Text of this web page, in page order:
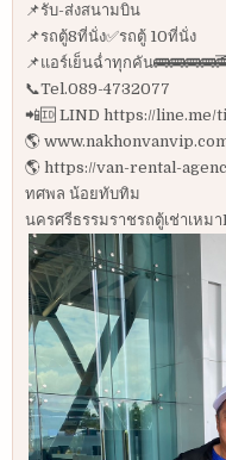
📌รับ-ส่งสนามบิน
📌รถตู้8ที่นั่ง✅รถตู้ 10ที่นั่ง
📌แอร์เย็นฉ่ำทุกคัน
📞Tel.089-4732077
📲🆔 LIND https://line.me/
🌎
🌎 https://van-rental-
ทศพล น้อยทับทิม
นครศรีธรรมราชรถตู้เช่าเหม